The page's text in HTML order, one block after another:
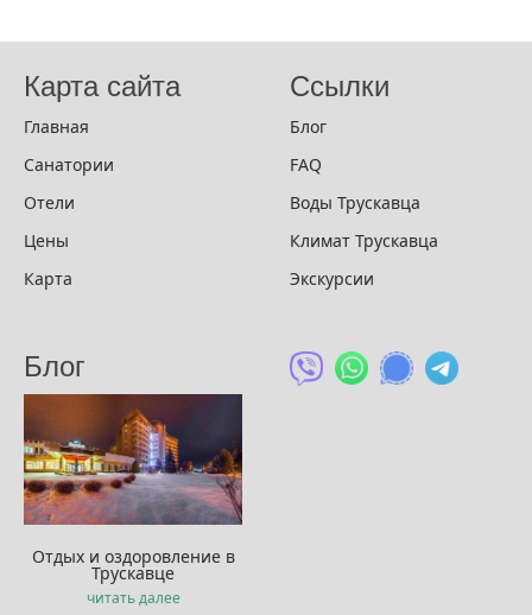
Карта сайта
Главная
Санатории
Отели
Цены
Карта
Ссылки
Блог
FAQ
Воды Трускавца
Климат Трускавца
Экскурсии
Блог
Отдых и оздоровление в
Трускавце
читать далее